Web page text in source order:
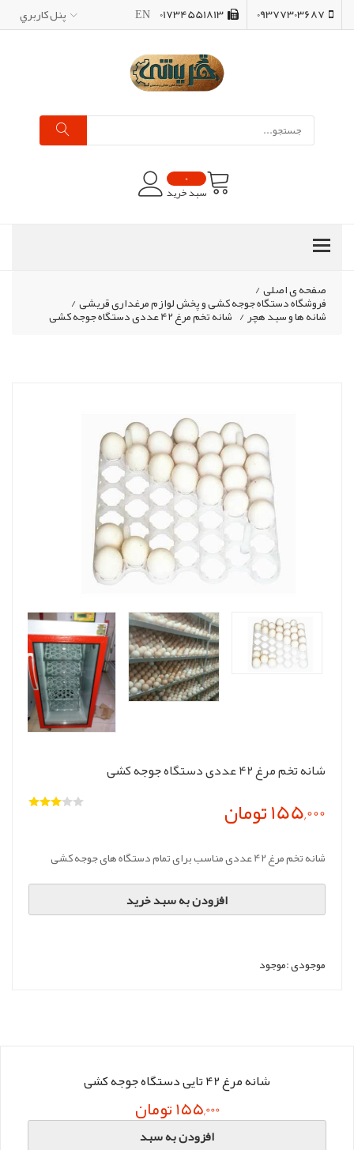
09377303687
01734551813
EN پنل کاربري
0
سبد خرید
صفحه ی اصلی/
فروشگاه دستگاه جوجه کشی و پخش لوازم مرغداری قریشی/
شانه ها و سبد هچر/ شانه تخم مرغ 42 عددی دستگاه جوجه کشی
شانه تخم مرغ 42 عددی دستگاه جوجه کشی
155,000 تومان
شانه تخم مرغ 42 عددی مناسب برای تمام دستگاه های جوجه کشی
افزودن به سبد خرید
موجودی :موجود
شانه مرغ 42 تایی دستگاه جوجه کشی
155,000 تومان
افزودن به سبد